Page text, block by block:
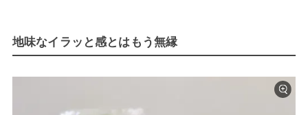
地味なイラッと感とはもう無縁